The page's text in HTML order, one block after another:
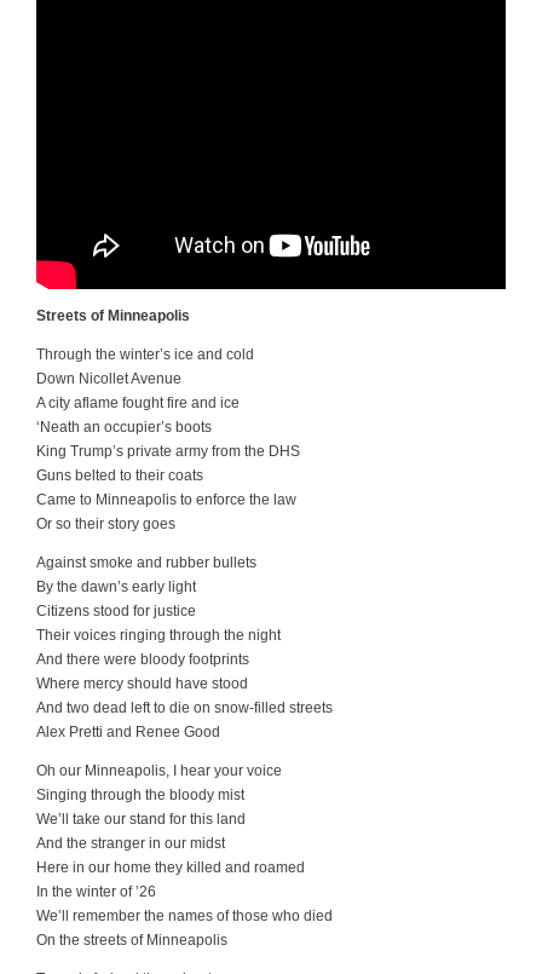
Streets of Minneapolis
Through the winter’s ice and cold
Down Nicollet Avenue
A city aflame fought fire and ice
‘Neath an occupier’s boots
King Trump’s private army from the DHS
Guns belted to their coats
Came to Minneapolis to enforce the law
Or so their story goes
Against smoke and rubber bullets
By the dawn’s early light
Citizens stood for justice
Their voices ringing through the night
And there were bloody footprints
Where mercy should have stood
And two dead left to die on snow-filled streets
Alex Pretti and Renee Good
Oh our Minneapolis, I hear your voice
Singing through the bloody mist
We’ll take our stand for this land
And the stranger in our midst
Here in our home they killed and roamed
In the winter of ’26
We’ll remember the names of those who died
On the streets of Minneapolis